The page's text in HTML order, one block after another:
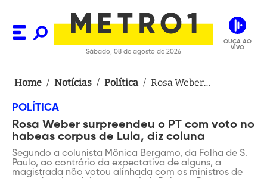
Sábado, 08 de agosto de 2026
OUÇA AO
VIVO
Home / Notícias / Política / Rosa Weber
de Lula, diz coluna
POLÍTICA
Rosa Weber surpreendeu o PT com voto no
habeas corpus de Lula, diz coluna
Segundo a colunista Mônica Bergamo, da Folha de S.
Paulo, ao contrário da expectativa de alguns, a
magistrada não votou alinhada com os ministros de